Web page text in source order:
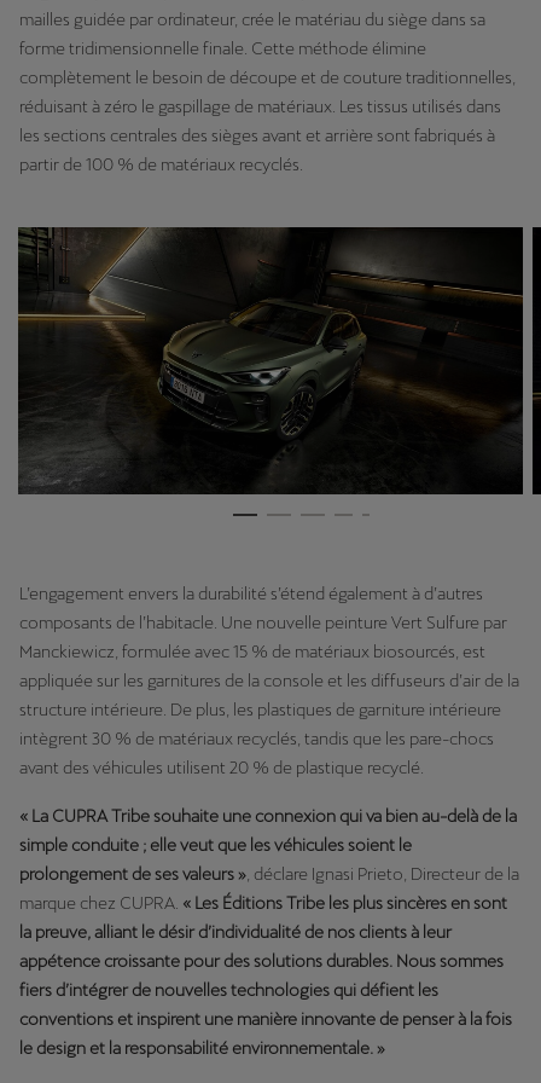
mailles guidée par ordinateur, crée le matériau du siège dans sa
forme tridimensionnelle finale. Cette méthode élimine
complètement le besoin de découpe et de couture traditionnelles,
réduisant à zéro le gaspillage de matériaux. Les tissus utilisés dans
les sections centrales des sièges avant et arrière sont fabriqués à
partir de 100 % de matériaux recyclés.
L’engagement envers la durabilité s’étend également à d’autres
composants de l’habitacle. Une nouvelle peinture Vert Sulfure par
Manckiewicz, formulée avec 15 % de matériaux biosourcés, est
appliquée sur les garnitures de la console et les diffuseurs d’air de la
structure intérieure. De plus, les plastiques de garniture intérieure
intègrent 30 % de matériaux recyclés, tandis que les pare-chocs
avant des véhicules utilisent 20 % de plastique recyclé.
« La CUPRA Tribe souhaite une connexion qui va bien au-delà de la
simple conduite ; elle veut que les véhicules soient le
prolongement de ses valeurs » , déclare Ignasi Prieto, Directeur de la
marque chez CUPRA. « Les Éditions Tribe les plus sincères en sont
la preuve, alliant le désir d’individualité de nos clients à leur
appétence croissante pour des solutions durables. Nous sommes
fiers d’intégrer de nouvelles technologies qui défient les
conventions et inspirent une manière innovante de penser à la fois
le design et la responsabilité environnementale. »